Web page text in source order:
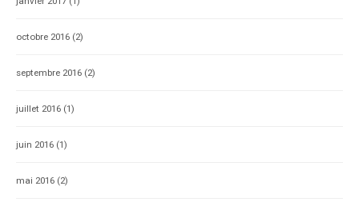
octobre 2016 (2)
septembre 2016 (2)
juillet 2016 (1)
juin 2016 (1)
mai 2016 (2)